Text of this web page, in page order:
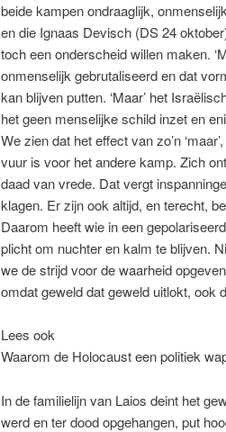
beide kampen ondraaglijk,
en die Ignaas Devisch (DS 24
toch een onderscheid willen maken.
onmenselijk gebrutaliseerd en dat
kan blijven putten. ‘Maar’ het
het geen menselijke schild inzet en
We zien dat het effect van zo’n
vuur is voor het andere kamp. Zich
daad van vrede. Dat vergt
klagen. Er zijn ook altijd, en terecht,
Daarom heeft wie in een
plicht om nuchter en kalm te blijven.
we de strijd voor de waarheid
omdat geweld dat geweld uitlokt, ook
Lees ook
Waarom de Holocaust een politiek
In de familielijn van Laios deint het
werd en ter dood opgehangen, put